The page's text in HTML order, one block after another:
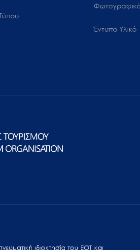
Φωτογραφικό
Έντυπο Υλικό
ιδιοκτησία του ΕΟΤ και